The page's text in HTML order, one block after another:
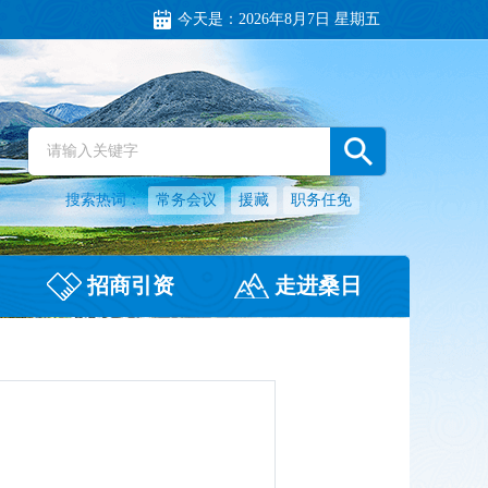
今天是： 2026年8月7日 星期五
搜索热词： 常务会议 援藏 职务任免
招商引资 走进桑日